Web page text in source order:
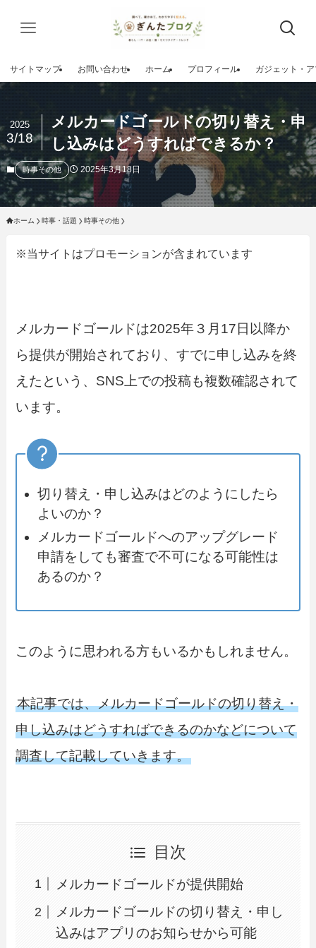
サイトマップ お問い合わせ ホーム プロフィール ガジェット・
メルカードゴールドの切り替え・申
し込みはどうすればできるか？
2025
3/18
時事その他 2025年3月18日
ホーム 時事・話題 時事その他
※当サイトはプロモーションが含まれています
メルカードゴールドは2025年３月17日以降か
ら提供が開始されており、すでに申し込みを終
えたという、SNS上での投稿も複数確認されて
います。
切り替え・申し込みはどのようにしたら
よいのか？
メルカードゴールドへのアップグレード
申請をしても審査で不可になる可能性は
あるのか？
このように思われる方もいるかもしれません。
本記事では、メルカードゴールドの切り替え・
申し込みはどうすればできるのかなどについて
調査して記載していきます。
目次
メルカードゴールドが提供開始
メルカードゴールドの切り替え・申し
込みはアプリのお知らせから可能